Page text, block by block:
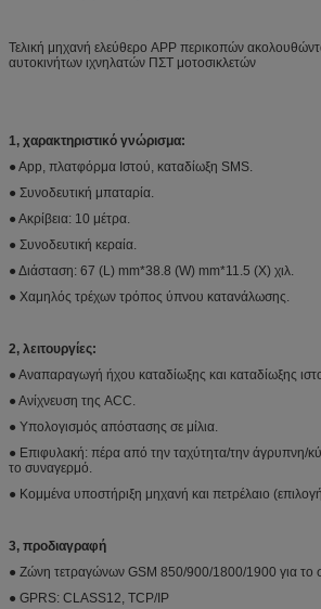
Τελική μηχανή ελεύθερο APP περικοπών
αυτοκινήτων ιχνηλατών ΠΣΤ μοτοσικλετών
1, χαρακτηριστικό γνώρισμα:
● App, πλατφόρμα Ιστού, καταδίωξη SMS.
● Συνοδευτική μπαταρία.
● Ακρίβεια: 10 μέτρα.
● Συνοδευτική κεραία.
● Διάσταση: 67 (L) mm*38.8 (W) mm*11.5 (Χ) χιλ.
● Χαμηλός τρέχων τρόπος ύπνου κατανάλωσης.
2, λειτουργίες:
● Αναπαραγωγή ήχου καταδίωξης και καταδίωξης
● Ανίχνευση της ACC.
● Υπολογισμός απόστασης σε μίλια.
● Επιφυλακή: πέρα από την ταχύτητα/την άγρυπνη/
το συναγερμό.
● Κομμένα υποστήριξη μηχανή και πετρέλαιο
3, προδιαγραφή
● Ζώνη τετραγώνων GSM 850/900/1800/1900 για το
● GPRS: CLASS12, TCP/IP